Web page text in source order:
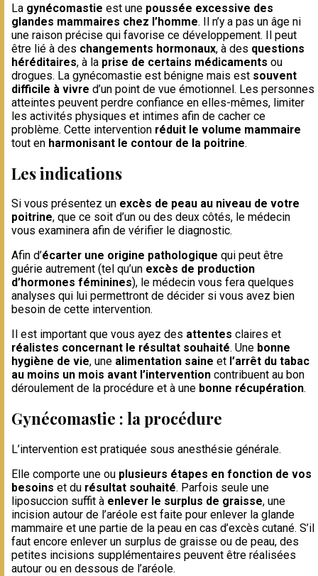
La gynécomastie est une poussée excessive des
glandes mammaires chez l’homme. Il n’y a pas un âge ni
une raison précise qui favorise ce développement. Il peut
être lié à des changements hormonaux, à des questions
héréditaires, à la prise de certains médicaments ou
drogues. La gynécomastie est bénigne mais est souvent
difficile à vivre d’un point de vue émotionnel. Les personnes
atteintes peuvent perdre confiance en elles-mêmes, limiter
les activités physiques et intimes afin de cacher ce
problème. Cette intervention réduit le volume mammaire
tout en harmonisant le contour de la poitrine.
Les indications
Si vous présentez un excès de peau au niveau de votre
poitrine, que ce soit d’un ou des deux côtés, le médecin
vous examinera afin de vérifier le diagnostic.
Afin d’écarter une origine pathologique qui peut être
guérie autrement (tel qu’un excès de production
d’hormones féminines), le médecin vous fera quelques
analyses qui lui permettront de décider si vous avez bien
besoin de cette intervention.
Il est important que vous ayez des attentes claires et
réalistes concernant le résultat souhaité. Une bonne
hygiène de vie, une alimentation saine et l’arrêt du tabac
au moins un mois avant l’intervention contribuent au bon
déroulement de la procédure et à une bonne récupération.
Gynécomastie : la procédure
L’intervention est pratiquée sous anesthésie générale.
Elle comporte une ou plusieurs étapes en fonction de vos
besoins et du résultat souhaité. Parfois seule une
liposuccion suffit à enlever le surplus de graisse, une
incision autour de l’aréole est faite pour enlever la glande
mammaire et une partie de la peau en cas d’excès cutané. S’il
faut encore enlever un surplus de graisse ou de peau, des
petites incisions supplémentaires peuvent être réalisées
autour ou en dessous de l’aréole.